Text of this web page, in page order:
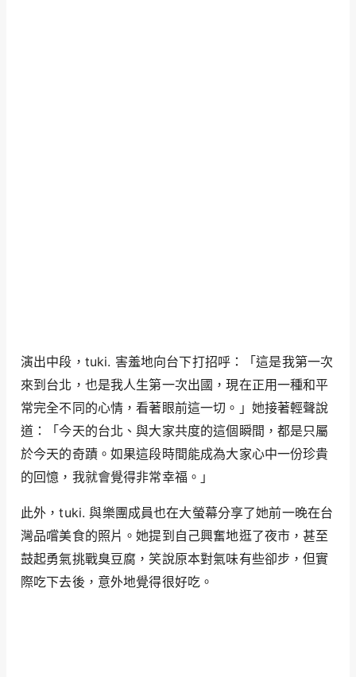
演出中段，tuki. 害羞地向台下打招呼：「這是我第一次
來到台北，也是我人生第一次出國，現在正用一種和平
常完全不同的心情，看著眼前這一切。」她接著輕聲說
道：「今天的台北、與大家共度的這個瞬間，都是只屬
於今天的奇蹟。如果這段時間能成為大家心中一份珍貴
的回憶，我就會覺得非常幸福。」
此外，tuki. 與樂團成員也在大螢幕分享了她前一晚在台
灣品嚐美食的照片。她提到自己興奮地逛了夜市，甚至
鼓起勇氣挑戰臭豆腐，笑說原本對氣味有些卻步，但實
際吃下去後，意外地覺得很好吃。